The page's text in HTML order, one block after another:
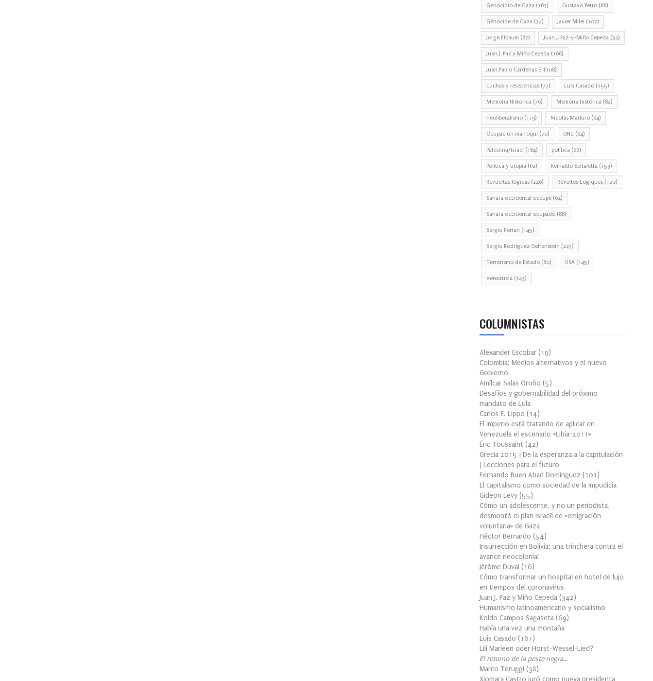
Genocidio de Gaza (163) Gustavo Petro (88)
Génocide de Gaza (74) Javier Milei (107)
Jorge Elbaum (67) Juan J. Paz-y-Miño Cepeda (93)
Juan J. Paz y Miño Cepeda (166)
Juan Pablo Cárdenas S. (108)
Luchas y resistencias (77) Luis Casado (155)
Memoria Historica (76) Memoria histórica (84)
neoliberalismo (119) Nicolás Maduro (64)
Ocupación marroquí (70) ONU (64)
Palestina/Israel (184) política (66)
Política y utopia (62) Reinaldo Spitaletta (153)
Revueltas lógicas (246) Révoltes Logiques (120)
Sahara occidental occupé (64)
Sahara occidental ocupado (88)
Sergio Ferrari (145)
Sergio Rodríguez Gelfenstein (227)
Terrorismo de Estado (80) USA (145)
Venezuela (143)
COLUMNISTAS
Alexander Escobar (19)
Colombia: Medios alternativos y el nuevo
Gobierno
Amílcar Salas Oroño (5)
Desafíos y gobernabilidad del próximo
mandato de Lula
Carlos E. Lippo (14)
El imperio está tratando de aplicar en
Venezuela el escenario «Libia-2011»
Éric Toussaint (42)
Grecia 2015 | De la esperanza a la capitulación
| Lecciones para el futuro
Fernando Buen Abad Domínguez (101 )
El capitalismo como sociedad de la Impudicia
Gideon Levy (55)
Cómo un adolescente, y no un periodista,
desmontó el plan israelí de «emigración
voluntaria» de Gaza
Héctor Bernardo (54)
Insurrección en Bolivia: una trinchera contra el
avance neocolonial
Jérôme Duval (16)
Cómo transformar un hospital en hotel de lujo
en tiempos del coronavirus
Juan J. Paz y Miño Cepeda (342)
Humanismo latinoamericano y socialismo
Koldo Campos Sagaseta (69)
Había una vez una montaña
Luis Casado (161 )
Lili Marleen oder Horst-Wessel-Lied?
El retorno de la peste negra…
Marco Teruggi (38)